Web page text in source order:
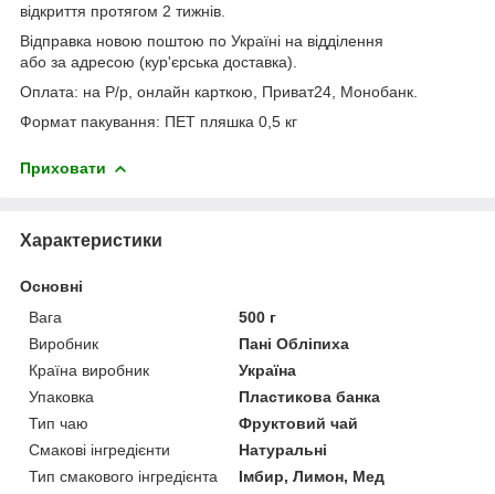
відкриття протягом 2 тижнів.
Відправка новою поштою по Україні на відділення
або за адресою (кур'єрська доставка).
Оплата: на Р/р, онлайн карткою, Приват24, Монобанк.
Формат пакування: ПЕТ пляшка 0,5 кг
Приховати
Характеристики
Основні
Вага
500 г
Виробник
Пані Обліпиха
Країна виробник
Україна
Упаковка
Пластикова банка
Тип чаю
Фруктовий чай
Смакові інгредієнти
Натуральні
Тип смакового інгредієнта
Імбир, Лимон, Мед